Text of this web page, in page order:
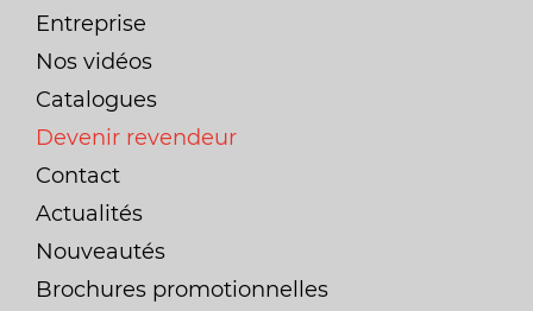
Entreprise
Nos vidéos
Catalogues
Devenir revendeur
Contact
Actualités
Nouveautés
Brochures promotionnelles